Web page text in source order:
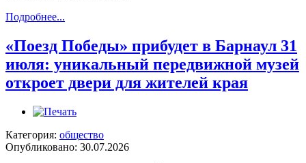
Подробнее...
«Поезд Победы» прибудет в Барнаул 31
июля: уникальный передвижной музей
откроет двери для жителей края
Категория: общество
Опубликовано: 30.07.2026